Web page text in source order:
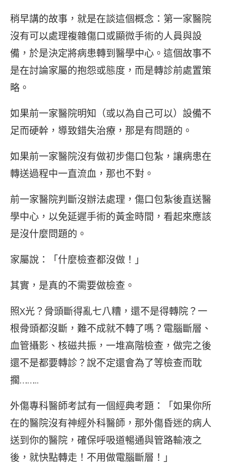
稍早講的故事，就是在談這個概念：第一家醫院
沒有可以處理複雜傷口或顯微手術的人員與設
備，於是決定將病患轉到醫學中心。這個故事不
是在討論家屬的抱怨或態度，而是轉診前處置策
略。
如果前一家醫院明知（或以為自己可以）設備不
足而硬幹，導致錯失治療，那是有問題的。
如果前一家醫院沒有做初步傷口包紮，讓病患在
轉送過程中一直流血，那也不對。
前一家醫院判斷沒辦法處理，傷口包紮後直送醫
學中心，以免延遲手術的黃金時間，看起來應該
是沒什麼問題的。
家屬說：「什麼檢查都沒做！」
其實，是真的不需要做檢查。
照X光？骨頭斷得亂七八糟，還不是得轉院？一
根骨頭都沒斷，難不成就不轉了嗎？電腦斷層、
血管攝影、核磁共振，一堆高階檢查，做完之後
還不是都要轉診？說不定還會為了等檢查而耽
擱……..
外傷專科醫師考試有一個經典考題：「如果你所
在的醫院沒有神經外科醫師，那外傷昏迷的病人
送到你的醫院，確保呼吸道暢通與管路輸液之
後，就快點轉走！不用做電腦斷層！」